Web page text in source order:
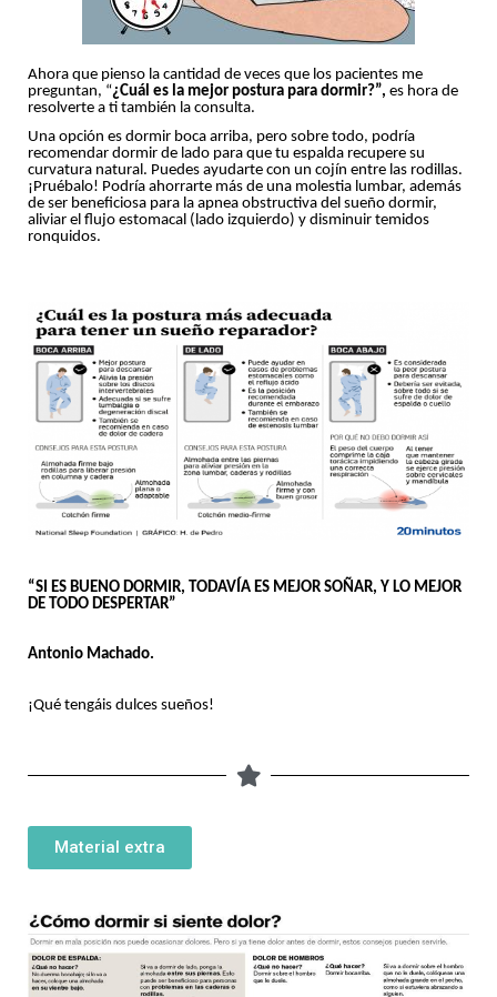
Ahora que pienso la cantidad de veces que los pacientes me
preguntan, “¿Cuál es la mejor postura para dormir?”, es hora de
resolverte a ti también la consulta.
Una opción es dormir boca arriba, pero sobre todo, podría
recomendar dormir de lado para que tu espalda recupere su
curvatura natural. Puedes ayudarte con un cojín entre las rodillas.
¡Pruébalo! Podría ahorrarte más de una molestia lumbar, además
de ser beneficiosa para la apnea obstructiva del sueño dormir,
aliviar el flujo estomacal (lado izquierdo) y disminuir temidos
ronquidos.
“SI ES BUENO DORMIR, TODAVÍA ES MEJOR SOÑAR, Y LO MEJOR
DE TODO DESPERTAR”
Antonio Machado.
¡Qué tengáis dulces sueños!
Material extra